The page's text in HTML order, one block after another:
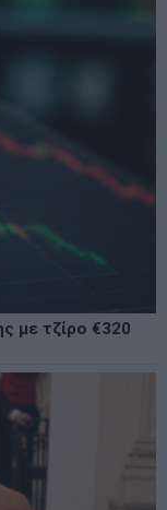
με τζίρο €320